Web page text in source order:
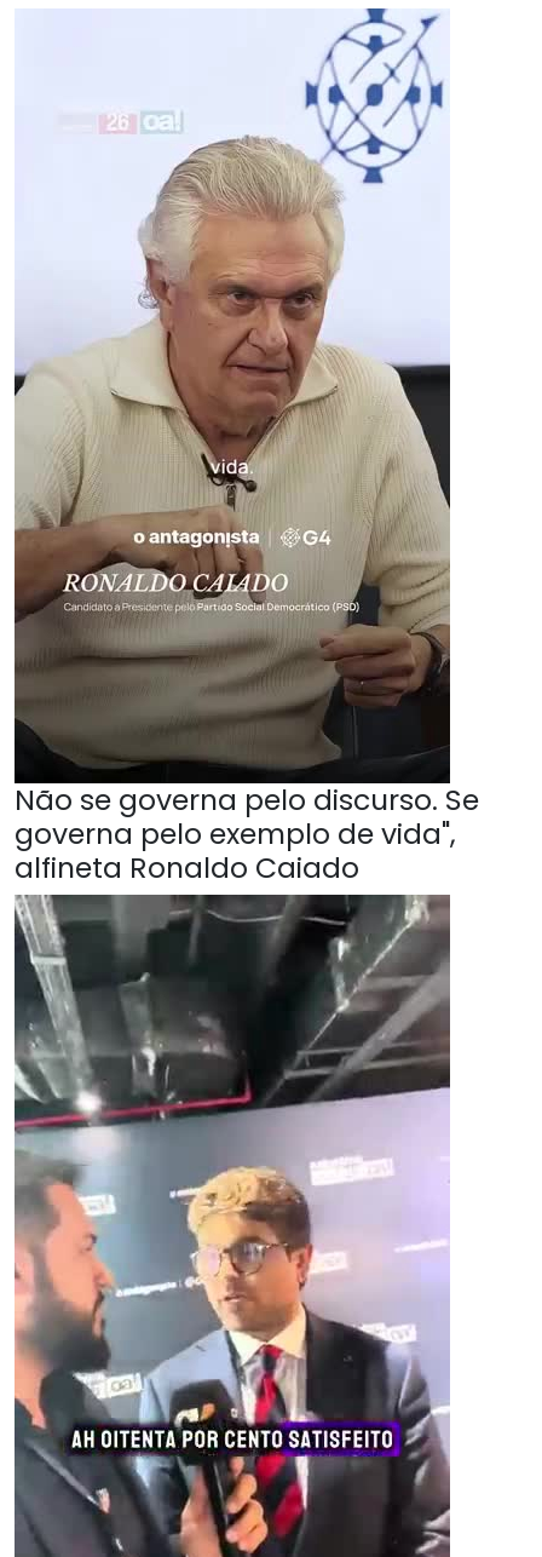
Não se governa pelo discurso. Se
governa pelo exemplo de vida",
alfineta Ronaldo Caiado